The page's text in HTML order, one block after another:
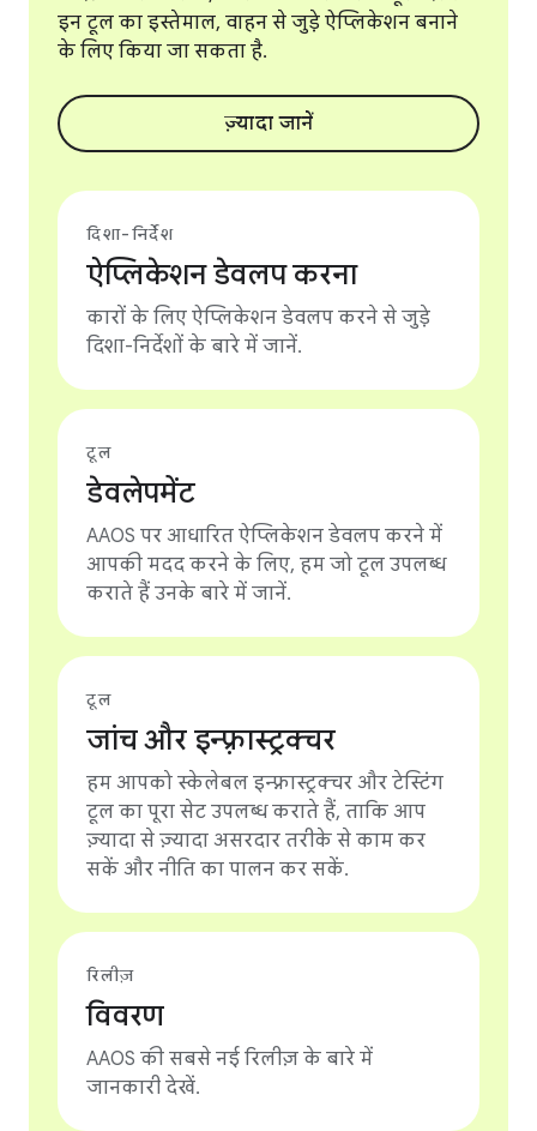
इन टूल का इस्तेमाल, वाहन से जुड़े ऐप्लिकेशन बनाने
के लिए किया जा सकता है.
ज़्यादा जानें
दिशा-निर्देश
ऐप्लिकेशन डेवलप करना
कारों के लिए ऐप्लिकेशन डेवलप करने से जुड़े
दिशा-निर्देशों के बारे में जानें.
टूल
डेवलेपमेंट
AAOS पर आधारित ऐप्लिकेशन डेवलप करने में
आपकी मदद करने के लिए, हम जो टूल उपलब्ध
कराते हैं उनके बारे में जानें.
टूल
जांच और इन्फ़्रास्ट्रक्चर
हम आपको स्केलेबल इन्फ़्रास्ट्रक्चर और टेस्टिंग
टूल का पूरा सेट उपलब्ध कराते हैं, ताकि आप
ज़्यादा से ज़्यादा असरदार तरीके से काम कर
सकें और नीति का पालन कर सकें.
रिलीज़
विवरण
AAOS की सबसे नई रिलीज़ के बारे में
जानकारी देखें.